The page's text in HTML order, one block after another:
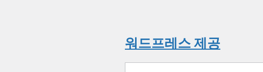
워드프레스 제공